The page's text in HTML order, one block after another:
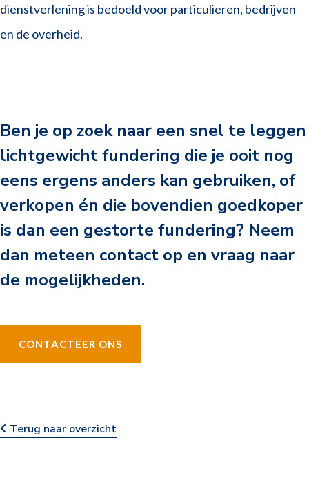
dienstverlening is bedoeld voor particulieren, bedrijven
en de overheid.
Ben je op zoek naar een snel te leggen
lichtgewicht fundering die je ooit nog
eens ergens anders kan gebruiken, of
verkopen én die bovendien goedkoper
is dan een gestorte fundering? Neem
dan meteen contact op en vraag naar
de mogelijkheden.
CONTACTEER ONS
Terug naar overzicht